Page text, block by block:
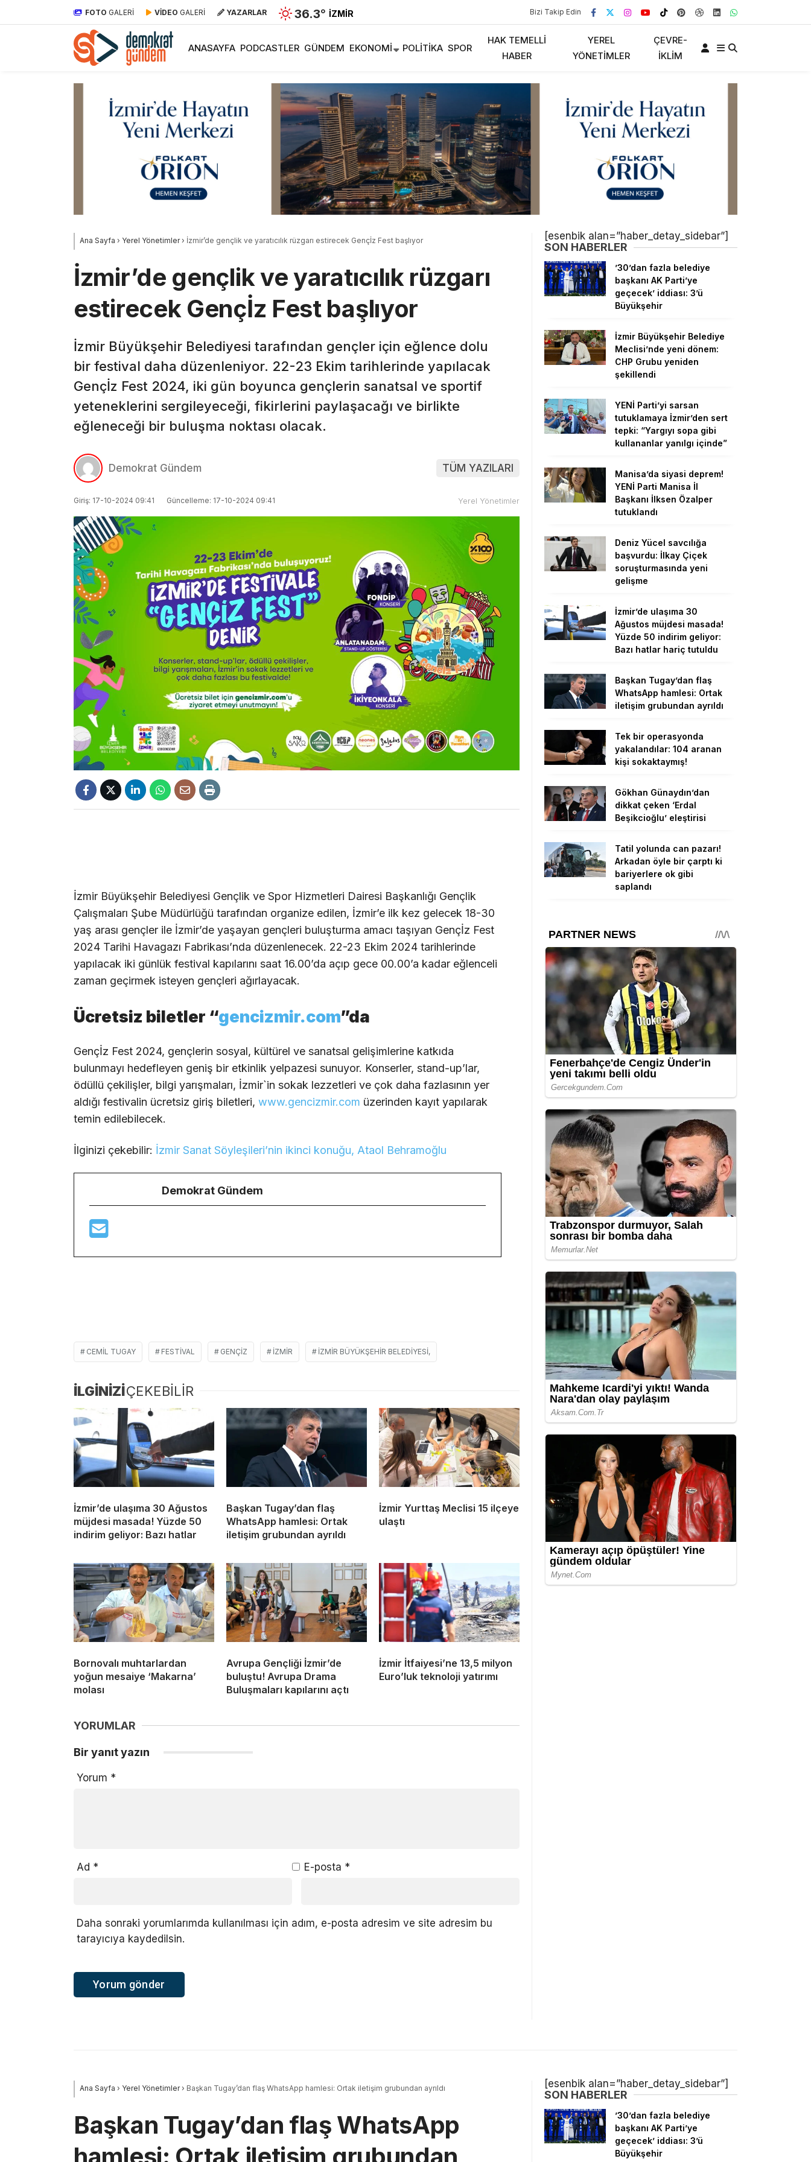
FOTO GALERİ VİDEO GALERİ YAZARLAR 36.3° İZMIR Bizi Takip Edin
ANASAYFA PODCASTLER GÜNDEM EKONOMI POLITIKA SPOR
HAK TEMELLI
HABER
YEREL
YÖNETIMLER
ÇEVRE-
İKLIM
Ana Sayfa › Yerel Yönetimler› İzmir’de gençlik ve yaratıcılık rüzgarı estirecek Gençİz Fest başlıyor
İzmir’de gençlik ve yaratıcılık rüzgarı
estirecek Gençİz Fest başlıyor
İzmir Büyükşehir Belediyesi tarafından gençler için eğlence dolu
bir festival daha düzenleniyor. 22-23 Ekim tarihlerinde yapılacak
Gençİz Fest 2024, iki gün boyunca gençlerin sanatsal ve sportif
yeteneklerini sergileyeceği, fikirlerini paylaşacağı ve birlikte
eğleneceği bir buluşma noktası olacak.
Demokrat Gündem TÜM YAZILARI
Giriş: 17-10-2024 09:41 Güncelleme: 17-10-2024 09:41 Yerel Yönetimler
İzmir Büyükşehir Belediyesi Gençlik ve Spor Hizmetleri Dairesi Başkanlığı Gençlik
Çalışmaları Şube Müdürlüğü tarafından organize edilen, İzmir’e ilk kez gelecek 18-30
yaş arası gençler ile İzmir’de yaşayan gençleri buluşturma amacı taşıyan Gençİz Fest
2024 Tarihi Havagazı Fabrikası’nda düzenlenecek. 22-23 Ekim 2024 tarihlerinde
yapılacak iki günlük festival kapılarını saat 16.00’da açıp gece 00.00’a kadar eğlenceli
zaman geçirmek isteyen gençleri ağırlayacak.
Ücretsiz biletler “gencizmir.com”da
Gençİz Fest 2024, gençlerin sosyal, kültürel ve sanatsal gelişimlerine katkıda
bulunmayı hedefleyen geniş bir etkinlik yelpazesi sunuyor. Konserler, stand-up’lar,
ödüllü çekilişler, bilgi yarışmaları, İzmir`in sokak lezzetleri ve çok daha fazlasının yer
aldığı festivalin ücretsiz giriş biletleri, www.gencizmir.com üzerinden kayıt yapılarak
temin edilebilecek.
İlginizi çekebilir: İzmir Sanat Söyleşileri’nin ikinci konuğu, Ataol Behramoğlu
Demokrat Gündem
CEMIL TUGAY FESTIVAL GENÇIZ İZMIR İZMIR BÜYÜKŞEHIR BELEDIYESI,
İLGİNİZİÇEKEBİLİR
İzmir’de ulaşıma 30 Ağustos
müjdesi masada! Yüzde 50
indirim geliyor: Bazı hatlar
Başkan Tugay’dan flaş
WhatsApp hamlesi: Ortak
iletişim grubundan ayrıldı
İzmir Yurttaş Meclisi 15 ilçeye
ulaştı
Bornovalı muhtarlardan
yoğun mesaiye ‘Makarna’
molası
Avrupa Gençliği İzmir’de
buluştu! Avrupa Drama
Buluşmaları kapılarını açtı
İzmir İtfaiyesi’ne 13,5 milyon
Euro’luk teknoloji yatırımı
YORUMLAR
Bir yanıt yazın
Yorum *
Ad * E-posta *
Daha sonraki yorumlarımda kullanılması için adım, e-posta adresim ve site adresim bu
tarayıcıya kaydedilsin.
[esenbik alan=”haber_detay_sidebar”]
SON HABERLER
’30’dan fazla belediye
başkanı AK Parti’ye
geçecek’ iddiası: 3’ü
Büyükşehir
İzmir Büyükşehir Belediye
Meclisi’nde yeni dönem:
CHP Grubu yeniden
şekillendi
YENİ Parti’yi sarsan
tutuklamaya İzmir’den sert
tepki: “Yargıyı sopa gibi
kullananlar yanılgı içinde”
Manisa’da siyasi deprem!
YENİ Parti Manisa İl
Başkanı İlksen Özalper
tutuklandı
Deniz Yücel savcılığa
başvurdu: İlkay Çiçek
soruşturmasında yeni
gelişme
İzmir’de ulaşıma 30
Ağustos müjdesi masada!
Yüzde 50 indirim geliyor:
Bazı hatlar hariç tutuldu
Başkan Tugay’dan flaş
WhatsApp hamlesi: Ortak
iletişim grubundan ayrıldı
Tek bir operasyonda
yakalandılar: 104 aranan
kişi sokaktaymış!
Gökhan Günaydın’dan
dikkat çeken ‘Erdal
Beşikcioğlu’ eleştirisi
Tatil yolunda can pazarı!
Arkadan öyle bir çarptı ki
bariyerlere ok gibi
saplandı
Ana Sayfa › Yerel Yönetimler› Başkan Tugay’dan flaş WhatsApp hamlesi: Ortak iletişim grubundan ayrıldı
Başkan Tugay’dan flaş WhatsApp
hamlesi: Ortak iletişim grubundan
[esenbik alan=”haber_detay_sidebar”]
SON HABERLER
’30’dan fazla belediye
başkanı AK Parti’ye
geçecek’ iddiası: 3’ü
Büyükşehir